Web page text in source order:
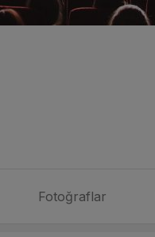
Fotoğraflar